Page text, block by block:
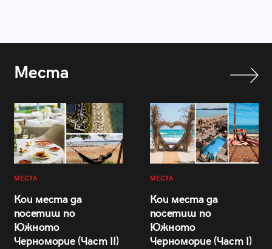
Места
МЕСТА
Кои места да
посетиш по
Южното
Черноморие (Част II)
МЕСТА
Кои места да
посетиш по
Южното
Черноморие (Част I)